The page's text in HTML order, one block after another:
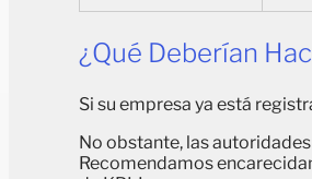
¿Qué Deberían
Si su empresa ya está
No obstante, las
Recomendamos